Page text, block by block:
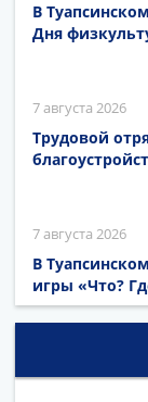
В
Дня
7 августа 2026
Трудовой
7 августа 2026
В
игры «Что?